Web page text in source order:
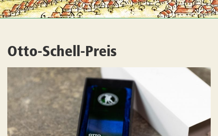
Otto-Schell-Preis